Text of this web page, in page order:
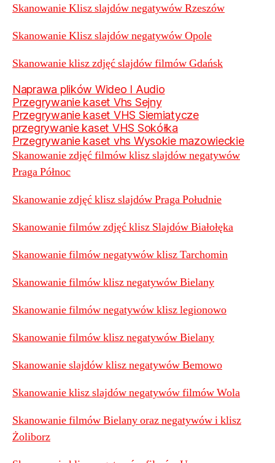
Skanowanie Klisz slajdów negatywów Rzeszów
Skanowanie Klisz slajdów negatywów Opole
Skanowanie klisz zdjęć slajdów filmów Gdańsk
Naprawa plików Wideo I Audio
Przegrywanie kaset Vhs Sejny
Przegrywanie kaset VHS Siemiatycze
przegrywanie kaset VHS Sokółka
Przegrywanie kaset vhs Wysokie mazowieckie
Skanowanie zdjęć filmów klisz slajdów negatywów
Praga Północ
Skanowanie zdjęć klisz slajdów Praga Południe
Skanowanie filmów zdjęć klisz Slajdów Białołęka
Skanowanie filmów negatywów klisz Tarchomin
Skanowanie filmów klisz negatywów Bielany
Skanowanie filmów negatywów klisz legionowo
Skanowanie filmów klisz negatywów Bielany
Skanowanie slajdów klisz negatywów Bemowo
Skanowanie klisz slajdów negatywów filmów Wola
Skanowanie filmów Bielany oraz negatywów i klisz
Żoliborz